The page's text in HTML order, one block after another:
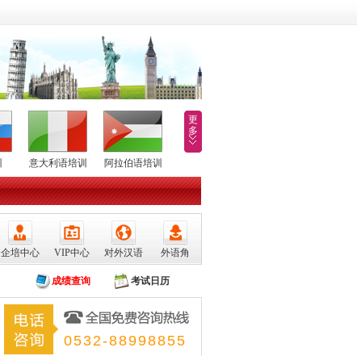
意大利语培训 阿拉伯语培训
更
多
企培中心 VIP中心 对外汉语 外语角
成绩查询 考试日历
0532-88998855